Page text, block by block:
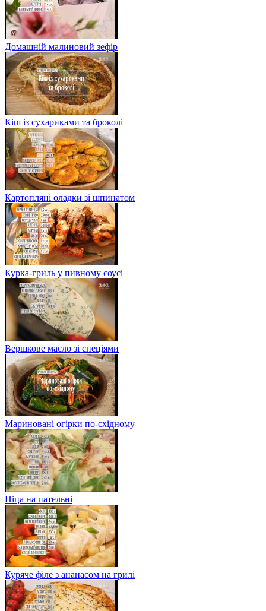
Домашній малиновий зефір
Кіш із сухариками та броколі
Картопляні оладки зі шпинатом
Курка-гриль у пивному соусі
Вершкове масло зі спеціями
Мариновані огірки по-східному
Піца на пательні
Куряче філе з ананасом на грилі